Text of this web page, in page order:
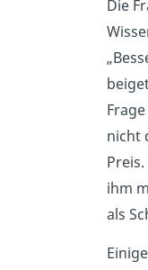
Die
nicht
ihm
als